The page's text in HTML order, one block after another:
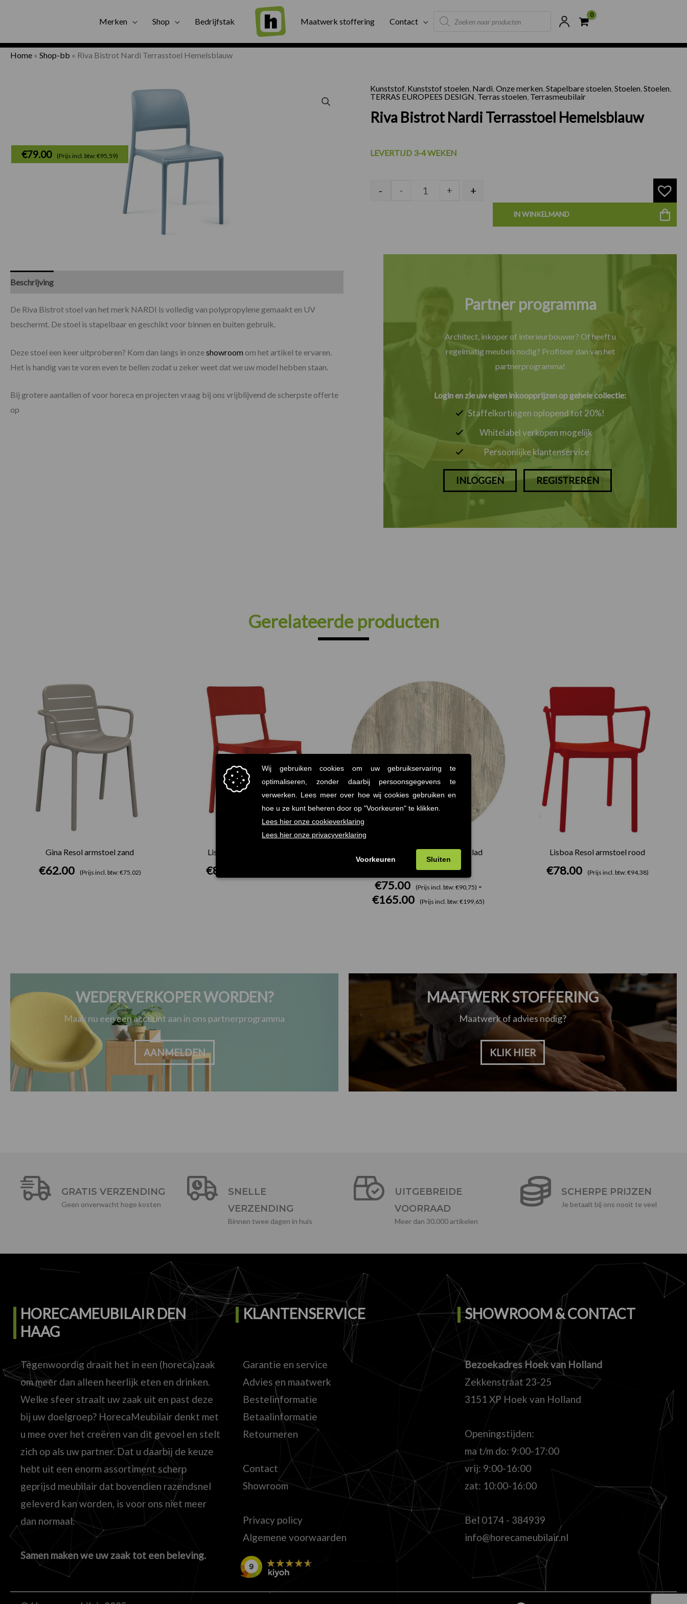
Merken Shop Bedrijfstak Maatwerk stoffering Contact
Products
search
Gratis bezorging Binnen twee werkdagen geleverd Externe voorraad Scherpste prijzen van NL
Home » Shop-bb » Riva Bistrot Nardi Terrasstoel Hemelsblauw
Kunststof, Kunststof stoelen, Nardi,Onze merken,Stapelbare stoelen,Stoelen,Stoelen,
TERRAS EUROPEES DESIGN, Terras stoelen, Terrasmeubilair
Riva Bistrot Nardi Terrasstoel Hemelsblauw
€79.00 (Prijs incl. btw: €95,59) LEVERTIJD 3-4 WEKEN
Riva Bistrot Nardi Terrasstoel Hemelsblauw aantal
- - + +
IN WINKELMAND
Beschrijving
De Riva Bistrot stoel van het merk NARDI is volledig van polypropylene gemaakt en UV
beschermt. De stoel is stapelbaar en geschikt voor binnen en buiten gebruik.
Deze stoel een keer uitproberen? Kom dan langs in onzeshowroom om het artikel te ervaren.
Het is handig van te voren even te bellen zodat u zeker weet dat we uw model hebben staan.
Bij grotere aantallen of voor horeca en projecten vraag bij ons vrijblijvend de scherpste offerte
op
Partner programma
Architect, inkoper of interieurbouwer? Of heeft u
regelmatig meubels nodig? Profiteer dan van het
partnerprogramma!
Login en zie uw eigen inkoopprijzen op gehele collectie:
Staffelkortingen oplopend tot 20%!
Whitelabel verkopen mogelijk
Persoonlijke klantenservice
INLOGGEN REGISTREREN
Gerelateerde producten
Gina Resol armstoel zand
€62.00 (Prijs incl. btw: €75,02)
Lisboa Resol terrasstoel rood
€85.00
Ponderosa Wit Terrastafelblad
Werzalit
€75.00 (Prijs incl. btw: €90,75) -
€165.00 (Prijs incl. btw: €199,65)
€165.00
Lisboa Resol armstoel rood
€78.00 (Prijs incl. btw: €94,38)
WEDERVERKOPER WORDEN?
Maak nu een een account aan in ons partnerprogramma
AANMELDEN
MAATWERK STOFFERING
Maatwerk of advies nodig?
KLIK HIER
GRATIS VERZENDING
Geen onverwacht hoge kosten
SNELLE
VERZENDING
Binnen twee dagen in huis
UITGEBREIDE
VOORRAAD
Meer dan 30.000 artikelen
SCHERPE PRIJZEN
Je betaalt bij ons nooit te veel
HORECAMEUBILAIR DEN
HAAG
Tegenwoordig draait het in een (horeca)zaak
om meer dan alleen heerlijk eten en drinken.
Welke sfeer straalt uw zaak uit en past deze
bij uw doelgroep? HorecaMeubilair denkt met
u mee over het creëren van dit gevoel en stelt
zich op als uw partner. Dat u daarbij de keuze
hebt uit een enorm assortiment scherp
geprijsd meubilair dat bovendien razendsnel
geleverd kan worden, is voor ons niet meer
dan normaal.
Samen maken we uw zaak tot een beleving.
KLANTENSERVICE
Garantie en service
Advies en maatwerk
Bestelinformatie
Betaalinformatie
Retourneren
Contact
Showroom
Privacy policy
Algemene voorwaarden
SHOWROOM & CONTACT
Bezoekadres Hoek van Holland
Zekkenstraat 23-25
3151 XP Hoek van Holland
Openingstijden:
ma t/m do: 9:00-17:00
vrij: 9:00-16:00
zat: 10:00-16:00
Bel0174 - 384939
info@horecameubilair.nl